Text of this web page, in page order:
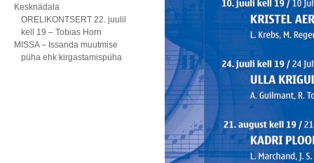
Kesknädala
ORELIKONTSERT 22. juulil
kell 19 – Tobias Horn
MISSA – Issanda muutmise
püha ehk kirgastamispüha